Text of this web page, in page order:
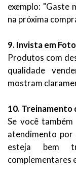
exemplo: "Gaste
na próxima
9. Invista em
Produtos com
qualidade
mostram
10. Treinamento
Se você
atendimento por
esteja bem
complementares